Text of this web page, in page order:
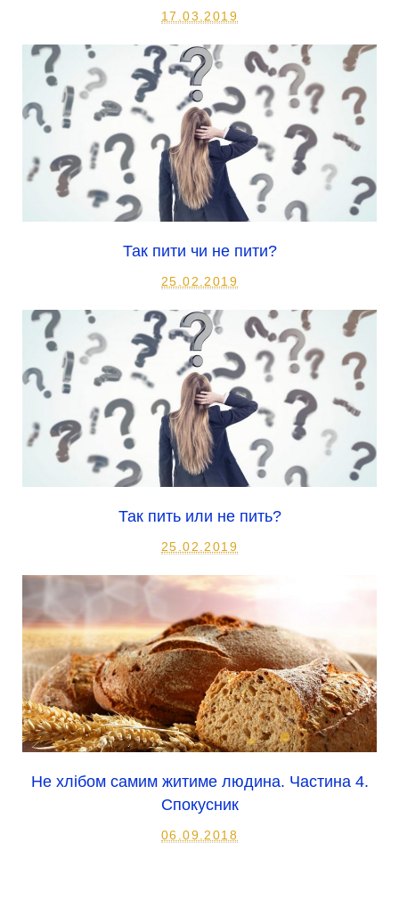
17.03.2019
Так пити чи не пити?
25.02.2019
Так пить или не пить?
25.02.2019
Не хлібом самим житиме людина. Частина 4.
Спокусник
06.09.2018